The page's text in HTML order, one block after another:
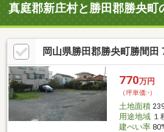
真庭郡新庄村と勝田郡勝央町
岡山県勝田郡勝央町勝間田
770万円
（坪単価:-）
土地面積
用途地域１
建ぺい率